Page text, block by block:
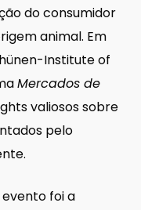
do consumidor
animal. Em
Institute of
Mercados de
valiosos sobre
pelo
foi a